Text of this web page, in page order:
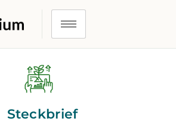
Steckbrief